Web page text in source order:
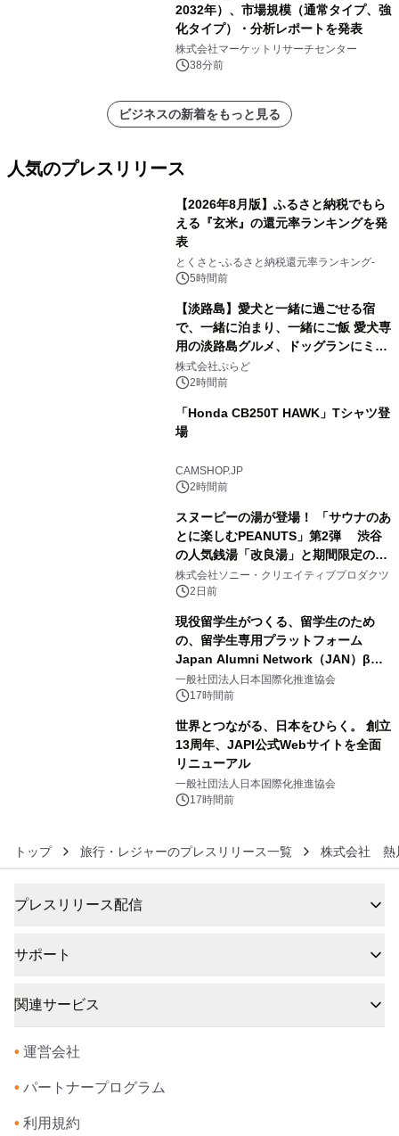
2032年）、市場規模（通常タイプ、強
化タイプ）・分析レポートを発表
株式会社マーケットリサーチセンター
38分前
ビジネスの新着をもっと見る
人気のプレスリリース
【2026年8月版】ふるさと納税でもら
える『玄米』の還元率ランキングを発
表
とくさと-ふるさと納税還元率ランキング-
5時間前
【淡路島】愛犬と一緒に過ごせる宿
で、一緒に泊まり、一緒にご飯 愛犬専
用の淡路島グルメ、ドッグランにミニ
プール グランピングとトレーラーハウ
スの2施設で
株式会社ぷらど
2時間前
「Honda CB250T HAWK」Tシャツ登
場
CAMSHOP.JP
2時間前
スヌーピーの湯が登場！ 「サウナのあ
とに楽しむPEANUTS」第2弾 渋谷
の人気銭湯「改良湯」と期間限定のコ
ラボレーション サウナイキタイコラ
ボグッズも発売決定！
株式会社ソニー・クリエイティブプロダクツ
2日前
現役留学生がつくる、留学生のため
の、留学生専用プラットフォーム
Japan Alumni Network（JAN）β版
をリリース
一般社団法人日本国際化推進協会
17時間前
世界とつながる、日本をひらく。 創立
13周年、JAPI公式Webサイトを全面
リニューアル
一般社団法人日本国際化推進協会
17時間前
トップ 旅行・レジャーのプレスリリース一覧 株式会社 熱
プレスリリース配信
サポート
関連サービス
• 運営会社
• パートナープログラム
• 利用規約